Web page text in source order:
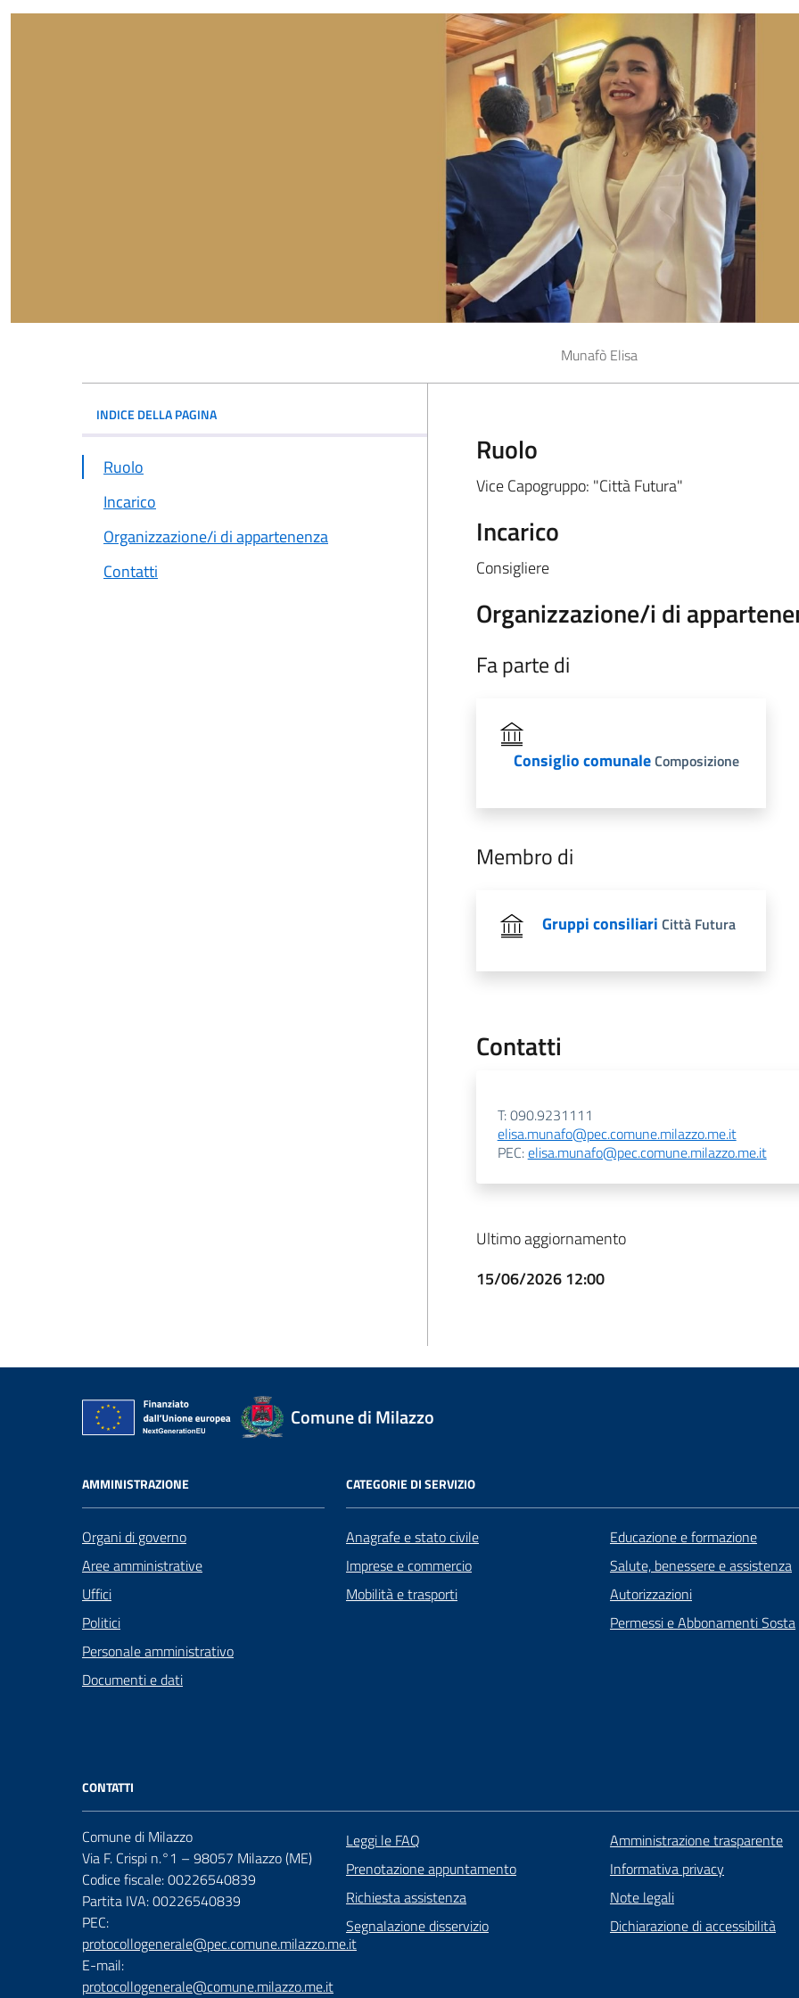
Munafò Elisa
INDICE DELLA PAGINA
Ruolo
Incarico
Organizzazione/i di appartenenza
Contatti
Ruolo
Vice Capogruppo: "Città Futura"
Incarico
Consigliere
Organizzazione/i di
Fa parte di
Consiglio comunaleComposizione
Membro di
Gruppi consiliari Città Futura
Contatti
T: 090.9231111
elisa.munafo@pec.comune.milazzo.me.it
PEC:elisa.munafo@pec.comune.milazzo.me.it
Ultimo aggiornamento
15/06/2026 12:00
Comune di Milazzo
AMMINISTRAZIONE
Organi di governo
Aree amministrative
Uffici
Politici
Personale amministrativo
Documenti e dati
CATEGORIE DI SERVIZIO
Anagrafe e stato civile
Imprese e commercio
Mobilità e trasporti
Educazione e formazione
Salute, benessere e assistenza
Autorizzazioni
Permessi e Abbonamenti Sosta
CONTATTI
Comune di Milazzo
Via F. Crispi n.°1 – 98057 Milazzo (ME)
Codice fiscale: 00226540839
Partita IVA: 00226540839
PEC:
protocollogenerale@pec.comune.milazzo.me.it
E-mail:
protocollogenerale@comune.milazzo.me.it
Leggi le FAQ
Prenotazione appuntamento
Richiesta assistenza
Segnalazione disservizio
Amministrazione trasparente
Informativa privacy
Note legali
Dichiarazione di accessibilità